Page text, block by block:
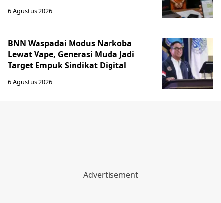
6 Agustus 2026
BNN Waspadai Modus Narkoba
Lewat Vape, Generasi Muda Jadi
Target Empuk Sindikat Digital
6 Agustus 2026